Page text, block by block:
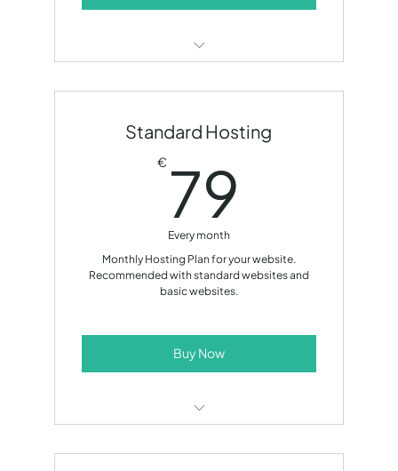
Minor fixes up to 1 hour/month
Standard Hosting
€ 79
Every month
Monthly Hosting Plan for your website.
Recommended with standard websites and
basic websites.
Buy Now